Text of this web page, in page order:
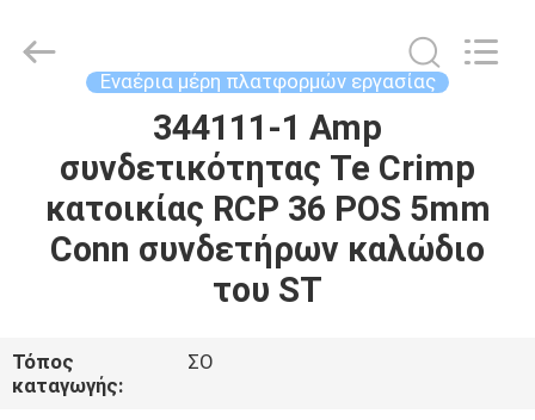
ΠΡΟΪΌΝΤΑ
ΠΕΡΊΠΟΥ
ΕΜΕΊΣ
Rights
Reserved.
Εναέρια μέρη πλατφορμών εργασίας
344111-1 Amp
συνδετικότητας Te Crimp
κατοικίας RCP 36 POS 5mm
Conn συνδετήρων καλώδιο
του ST
Τόπος
καταγωγής:
ΣΟ